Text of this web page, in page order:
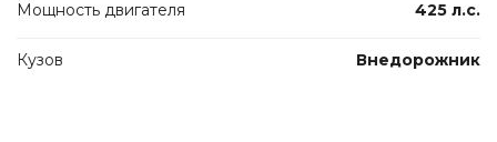
Мощность двигателя 425 л.с.
Кузов Внедорожник